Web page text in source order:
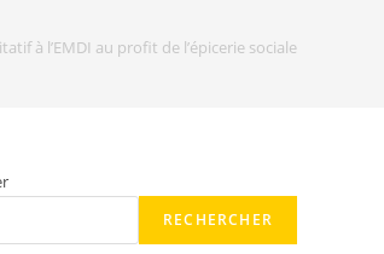
à l’EMDI au profit de l’épicerie sociale
RECHERCHER